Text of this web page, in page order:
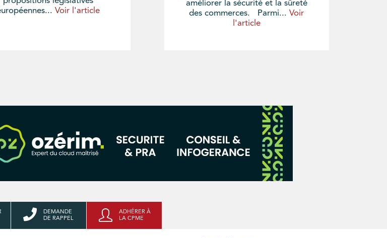
Voir l'article
améliorer la sécurité et la sûreté
des commerces. Parmi...Voir
l'article
DEMANDE
DE RAPPEL
ADHÉRER À
LA CPME